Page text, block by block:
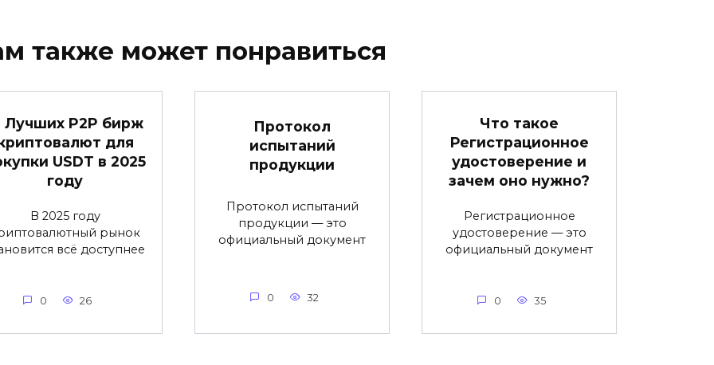
также может понравиться
Лучших P2P бирж
для
USDT в 2025
году
В 2025 году
рынок
всё доступнее
0 26
Протокол
испытаний
продукции
Протокол испытаний
продукции — это
официальный документ
0 32
Что такое
Регистрационное
удостоверение и
зачем оно нужно?
Регистрационное
удостоверение — это
официальный документ
0 35